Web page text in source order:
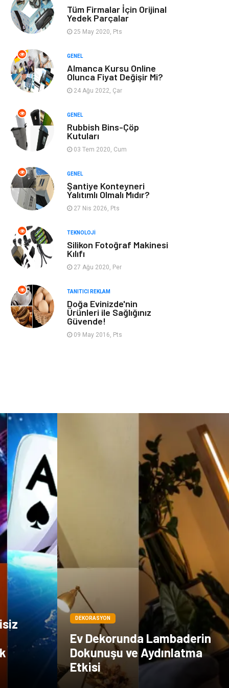
Finans & Ekonomi Görsel
Makaleler Bebek Giyim
Hosting İçerik
Programlama
Kurumsal Anne & Çocuk
hizmetlerimiz
Spor Malzemeleri Veteriner
İşitme
Sandbox-Blackhat Moda
Anahtar Kelime Penguen
Google Sıralama
Tüm Firmalar İçin Orijinal
Yedek Parçalar
25 May 2020, Pts
GENEL
Almanca Kursu Online
Olunca Fiyat Değişir Mi?
24 Ağu 2022, Çar
GENEL
Rubbish Bins-Çöp
Kutuları
03 Tem 2020, Cum
GENEL
Şantiye Konteyneri
Yalıtımlı Olmalı Mıdır?
27 Nis 2026, Pts
TEKNOLOJI
Silikon Fotoğraf Makinesi
Kılıfı
27 Ağu 2020, Per
TANITICI REKLAM
Doğa Evinizde'nin
Ürünleri ile Sağlığınız
Güvende!
09 May 2016, Pts
DEKORASYON
Ev Dekorunda Lambaderin
Dokunuşu ve Aydınlatma
Etkisi